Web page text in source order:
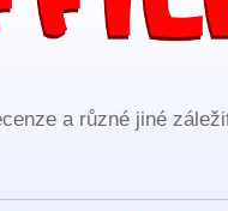
a různé jiné